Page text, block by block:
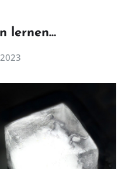
lernen…